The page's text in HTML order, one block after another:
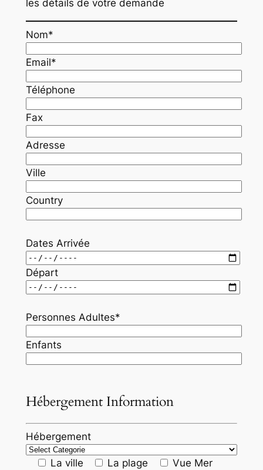
les détails de votre demande
Nom*
Email*
Téléphone
Fax
Adresse
Ville
Country
Dates Arrivée
Départ
Personnes Adultes*
Enfants
Hébergement Information
Hébergement
La ville La plage
Vue Mer